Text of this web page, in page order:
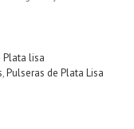
Plata lisa
,Pulseras de Plata Lisa